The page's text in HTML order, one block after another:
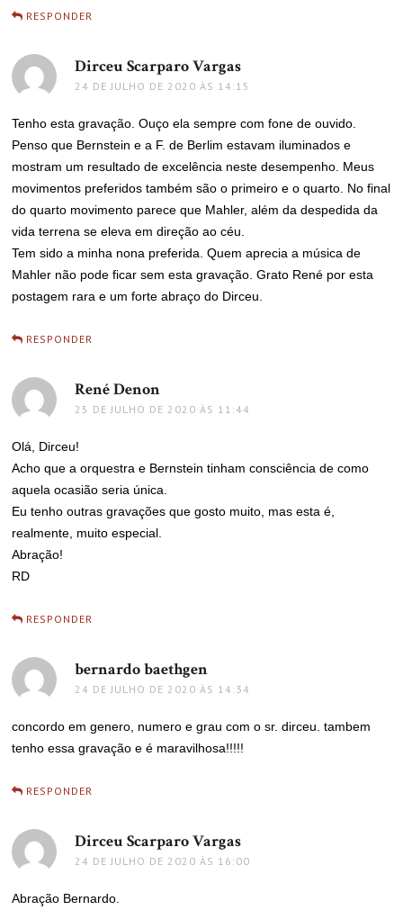
RESPONDER
Dirceu Scarparo Vargas
24 DE JULHO DE 2020 ÀS 14:15
Tenho esta gravação. Ouço ela sempre com fone de ouvido.
Penso que Bernstein e a F. de Berlim estavam iluminados e
mostram um resultado de excelência neste desempenho. Meus
movimentos preferidos também são o primeiro e o quarto. No final
do quarto movimento parece que Mahler, além da despedida da
vida terrena se eleva em direção ao céu.
Tem sido a minha nona preferida. Quem aprecia a música de
Mahler não pode ficar sem esta gravação. Grato René por esta
postagem rara e um forte abraço do Dirceu.
RESPONDER
René Denon
25 DE JULHO DE 2020 ÀS 11:44
Olá, Dirceu!
Acho que a orquestra e Bernstein tinham consciência de como
aquela ocasião seria única.
Eu tenho outras gravações que gosto muito, mas esta é,
realmente, muito especial.
Abração!
RD
RESPONDER
bernardo baethgen
24 DE JULHO DE 2020 ÀS 14:34
concordo em genero, numero e grau com o sr. dirceu. tambem
tenho essa gravação e é maravilhosa!!!!!
RESPONDER
Dirceu Scarparo Vargas
24 DE JULHO DE 2020 ÀS 16:00
Abração Bernardo.